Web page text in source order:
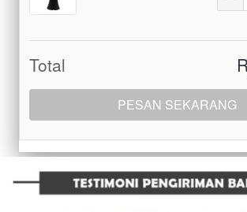
Total
`PESAN SEKARANG